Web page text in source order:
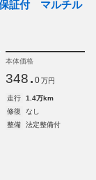
保証付 マルチル
本体価格
348. 0 万円
走行
1.4万km
修復
なし
整備
法定整備付